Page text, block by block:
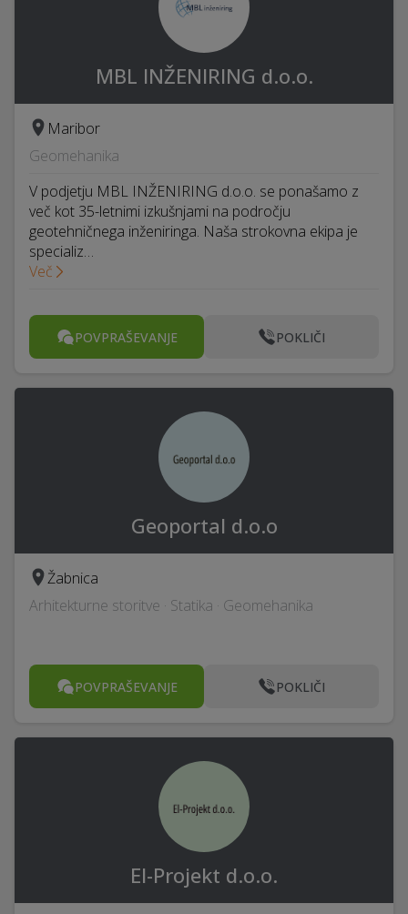
MBL INŽENIRING d.o.o.
Maribor
Geomehanika
V podjetju MBL INŽENIRING d.o.o. se ponašamo z
več kot 35-letnimi izkušnjami na področju
geotehničnega inženiringa. Naša strokovna ekipa je
specializ…
Več
POVPRAŠEVANJE POKLIČI
Geoportal d.o.o
Žabnica
Arhitekturne storitve · Statika · Geomehanika
POVPRAŠEVANJE POKLIČI
El-Projekt d.o.o.